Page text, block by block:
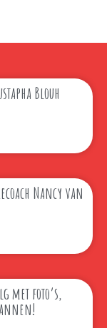
Blouh
Nancy van
met foto’s,